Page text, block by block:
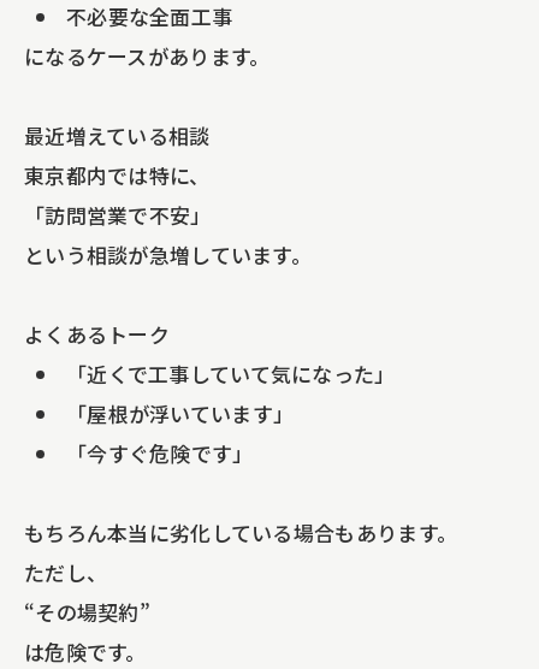
不必要な全面工事
になるケースがあります。
最近増えている相談
東京都内では特に、
「訪問営業で不安」
という相談が急増しています。
よくあるトーク
「近くで工事していて気になった」
「屋根が浮いています」
「今すぐ危険です」
もちろん本当に劣化している場合もあります。
ただし、
“その場契約”
は危険です。